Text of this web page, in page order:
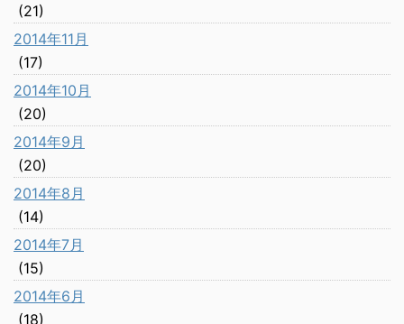
(21)
2014年11月
(17)
2014年10月
(20)
2014年9月
(20)
2014年8月
(14)
2014年7月
(15)
2014年6月
(18)